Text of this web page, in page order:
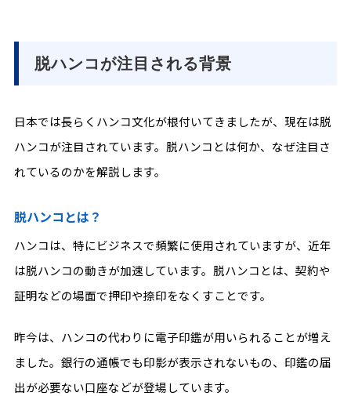
脱ハンコが注目される背景
日本では長らくハンコ文化が根付いてきましたが、現在は脱
ハンコが注目されています。脱ハンコとは何か、なぜ注目さ
れているのかを解説します。
脱ハンコとは？
ハンコは、特にビジネスで頻繁に使用されていますが、近年
は脱ハンコの動きが加速しています。脱ハンコとは、契約や
証明などの場面で押印や捺印をなくすことです。
昨今は、ハンコの代わりに電子印鑑が用いられることが増え
ました。銀行の通帳でも印影が表示されないもの、印鑑の届
出が必要ない口座などが登場しています。